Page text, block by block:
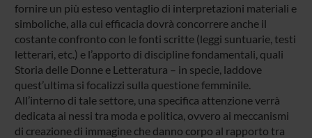
fornire un più esteso ventaglio di interpretazioni materiali e
simboliche, alla cui efficacia dovrà concorrere anche il
costante confronto con le fonti scritte (leggi suntuarie, testi
letterari, etc.) e l’apporto di discipline fondamentali, quali
Storia delle Donne e Letteratura – in specie, laddove
quest’ultima si focalizzi sulla questione femminile.
All’interno di tale settore, una specifica attenzione verrà
dedicata ai nessi tra moda e politica, ovvero ai meccanismi
di creazione di immagine che danno corpo al rapporto tra